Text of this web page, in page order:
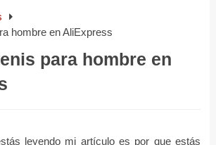
hombre en AliExpress
para hombre en
leyendo mi artículo es por que estás